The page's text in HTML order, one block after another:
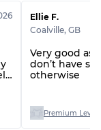
B, 40% C
B, 30% C
Ellie F.
Coalville, GB
Very good as
don’t have
otherwise
Premium